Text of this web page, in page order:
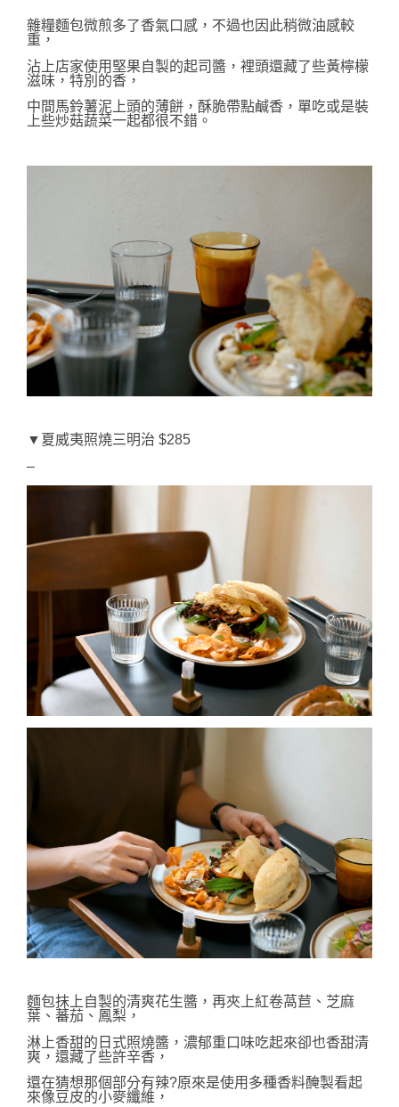
雜糧麵包微煎多了香氣口感 ，不過也因此稍微油感較
重，
沾上店家使用堅果自製的起司醬，裡頭還藏了些黃檸檬
滋味 ，特別的香，
中間馬鈴薯泥上頭的薄餅，酥脆帶點鹹香，單吃或是裝
上些炒菇蔬菜一起都很不錯。
▼ 夏威夷照燒三明治 $285
–
麵包抹上自製的清爽花生醬，再夾上紅卷萵苣、芝麻
葉、蕃茄、鳳梨，
淋上香甜的日式照燒醬，濃郁重口味吃起來卻也香甜清
爽，還藏了些許辛香，
還在猜想那個部分有辣?原來是使用多種香料醃製看起
來像豆皮的小麥纖維，